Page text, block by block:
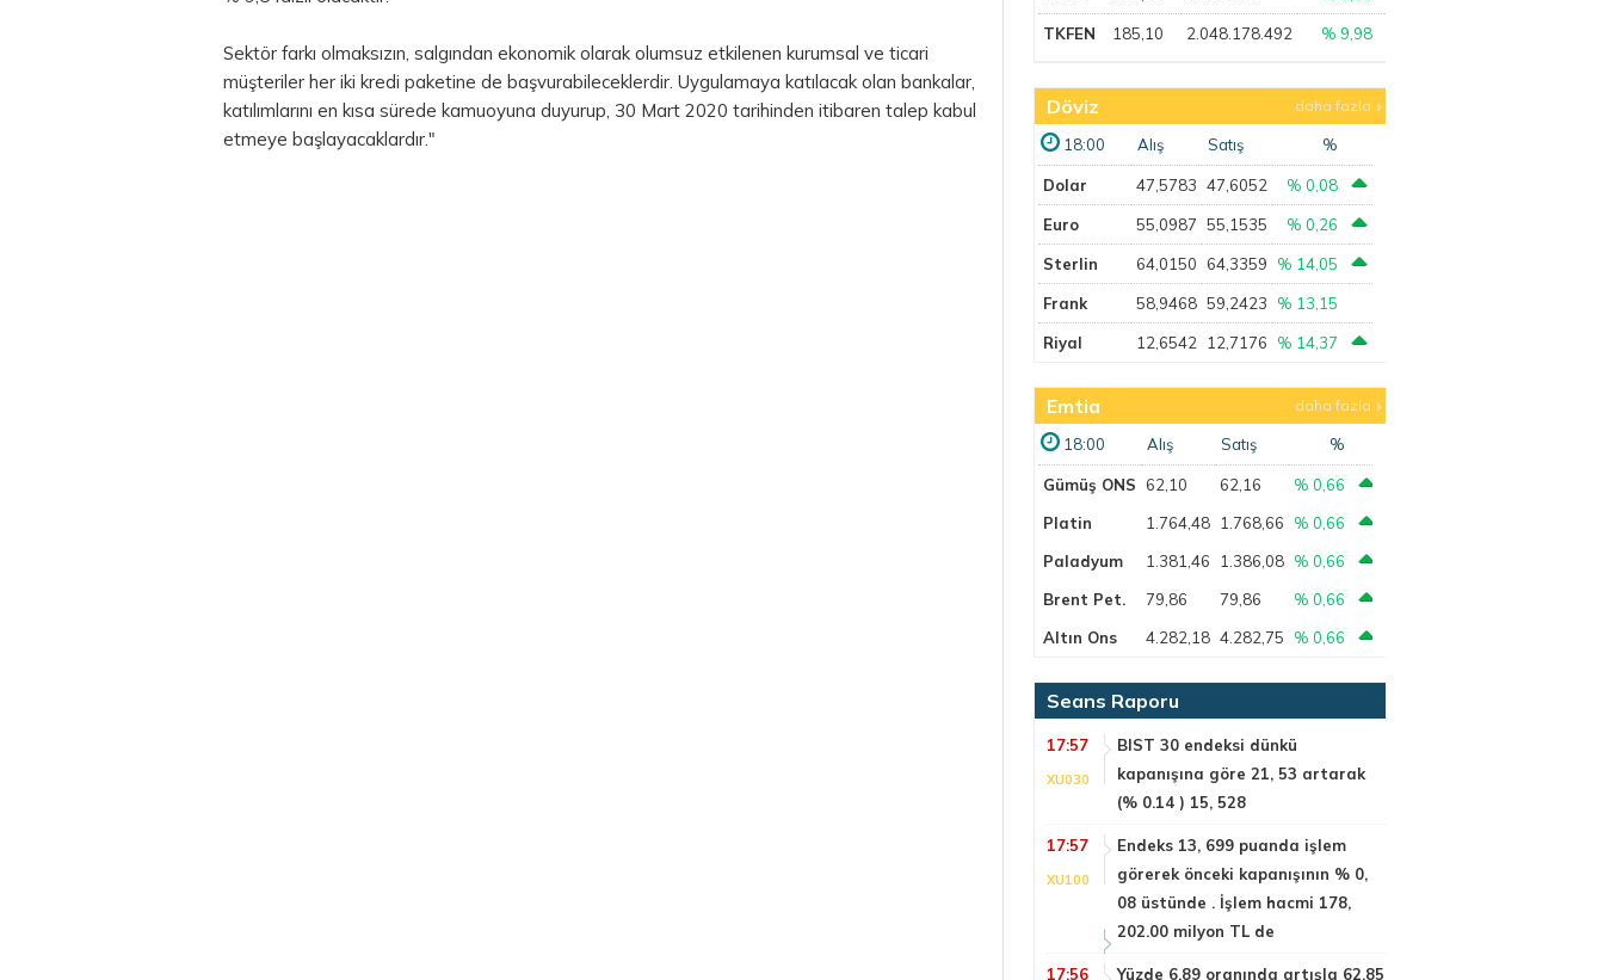
Sektör farkı olmaksızın, salgından ekonomik olarak olumsuz etkilenen kurumsal ve ticari
müşteriler her iki kredi paketine de başvurabileceklerdir. Uygulamaya katılacak olan bankalar,
katılımlarını en kısa sürede kamuoyuna duyurup, 30 Mart 2020 tarihinden itibaren talep kabul
etmeye başlayacaklardır."
TKFEN 185,10 2.048.178.492 % 9,98
Döviz daha fazla
18:00 Alış Satış %
Dolar 47,5783 47,6052 % 0,08
Euro 55,0987 55,1535 % 0,26
Sterlin 64,0150 64,3359 % 14,05
Frank 58,9468 59,2423 % 13,15
Riyal 12,6542 12,7176 % 14,37
Emtia daha fazla
18:00 Alış Satış %
Gümüş ONS 62,10 62,16
% 0,66
Platin
1.764,48 1.768,66
% 0,66
Paladyum
1.381,46 1.386,08 % 0,66
Brent Pet.
79,86 79,86
% 0,66
Altın Ons
4.282,18 4.282,75 % 0,66
Seans Raporu
17:57
XU030
BIST 30 endeksi dünkü
kapanışına göre 21, 53 artarak
(% 0.14 ) 15, 528
17:57
XU100
Endeks 13, 699 puanda işlem
görerek önceki kapanışının % 0,
08 üstünde . İşlem hacmi 178,
202.00 milyon TL de
17:56
Yüzde 6.89 oranında artışla 62.85